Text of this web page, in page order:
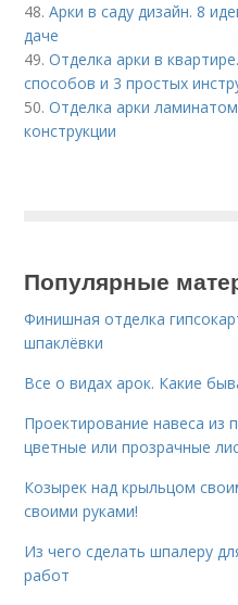
48.Арки в саду дизайн. 8
даче
49.Отделка арки в
способов и 3 простых
50.Отделка арки
конструкции
Популярные
Финишная отделка
шпаклёвки
Все о видах арок. Какие
Проектирование навеса из
цветные или прозрачные
Козырек над крыльцом
своими руками!
Из чего сделать шпалеру
работ